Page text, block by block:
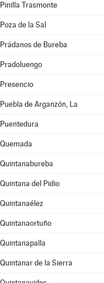
Pinilla Trasmonte
Poza de la Sal
Prádanos de Bureba
Pradoluengo
Presencio
Puebla de Arganzón, La
Puentedura
Quemada
Quintanabureba
Quintana del Pidio
Quintanaélez
Quintanaortuño
Quintanapalla
Quintanar de la Sierra